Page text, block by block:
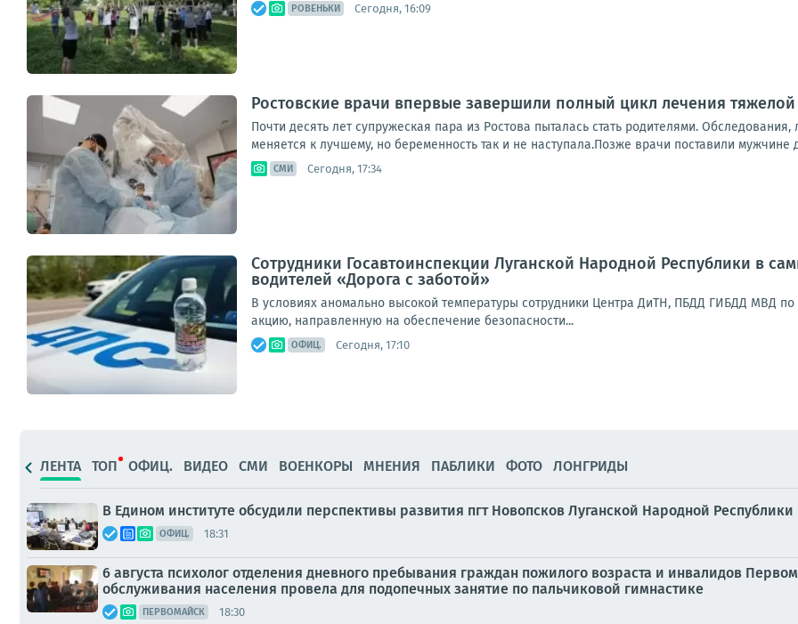
РОВЕНЬКИ Сегодня, 16:09
Ростовские врачи впервые завершили полный цикл лечения
Почти десять лет супружеская пара из Ростова пыталась стать родителями.
меняется к лучшему, но беременность так и не наступала.Позже врачи поставили мужчине
СМИ Сегодня, 17:34
Сотрудники Госавтоинспекции Луганской Народной Республики в
водителей «Дорога с заботой»
В условиях аномально высокой температуры сотрудники Центра ДиТН, ПБДД ГИБДД МВД
акцию, направленную на обеспечение безопасности...
ОФИЦ. Сегодня, 17:10
ЛЕНТА ТОП ОФИЦ. ВИДЕО СМИ ВОЕНКОРЫ МНЕНИЯ ПАБЛИКИ ФОТО ЛОНГРИДЫ
В Едином институте обсудили перспективы развития пгт Новопсков Луганской Народной Республики
ОФИЦ. 18:31
6 августа психолог отделения дневного пребывания граждан пожилого возраста и инвалидов
обслуживания населения провела для подопечных занятие по пальчиковой гимнастике
ПЕРВОМАЙСК 18:30